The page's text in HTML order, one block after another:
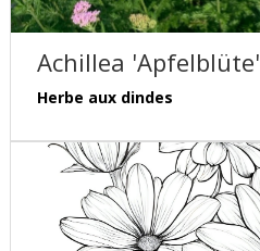
Achillea 'Apfelblüte'
Herbe aux dindes